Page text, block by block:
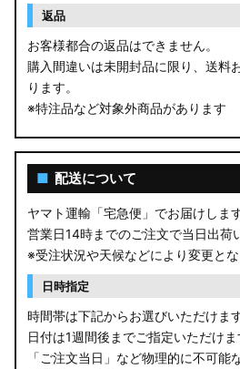
返品
お客様都合の返品はできません。
購入間違いは未開封品に限り、送料
ります。
※特注品など対象外商品があります
■ 配送について
ヤマト運輸「宅急便」でお届けします
営業日14時までのご注文で当日出荷
※受注状況や天候などにより変更と
日時指定
時間帯は下記からお選びいただけます
日付は1週間後までご指定いただけま
「ご注文当日」など物理的に不可能